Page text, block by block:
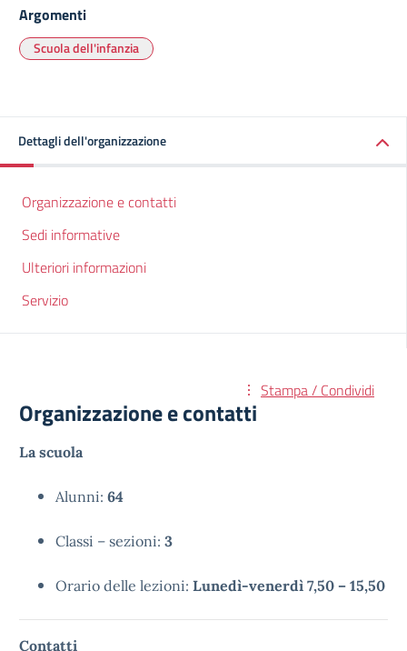
Argomenti
Scuola dell'infanzia
Dettagli dell'organizzazione
Organizzazione e contatti
Sedi informative
Ulteriori informazioni
Servizio
Stampa / Condividi
Organizzazione e contatti
La scuola
Alunni: 64
Classi – sezioni: 3
Orario delle lezioni: Lunedì-venerdì 7,50 – 15,50
Contatti